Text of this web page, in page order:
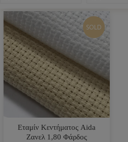
SOLD
Εταμίν Κεντήματος Aida
Ζανελ 1,80 Φάρδος